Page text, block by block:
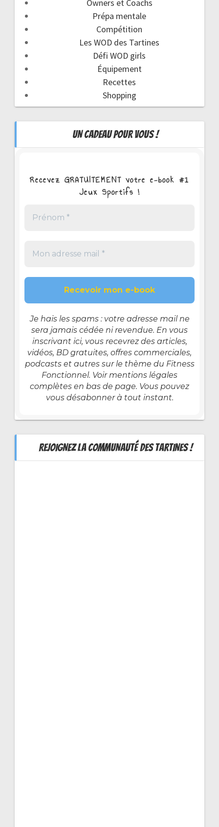
Owners et Coachs
Prépa mentale
Compétition
Les WOD des Tartines
Défi WOD girls
Équipement
Recettes
Shopping
UN CADEAU POUR VOUS !
Recevez GRATUITEMENT votre e-book #1
Jeux Sportifs !
Je hais les spams : votre adresse mail ne
sera jamais cédée ni revendue. En vous
inscrivant ici, vous recevrez des articles,
vidéos, BD gratuites, offres commerciales,
podcasts et autres sur le thème du Fitness
Fonctionnel. Voir mentions légales
complètes en bas de page. Vous pouvez
vous désabonner à tout instant.
REJOIGNEZ LA COMMUNAUTÉ DES TARTINES !